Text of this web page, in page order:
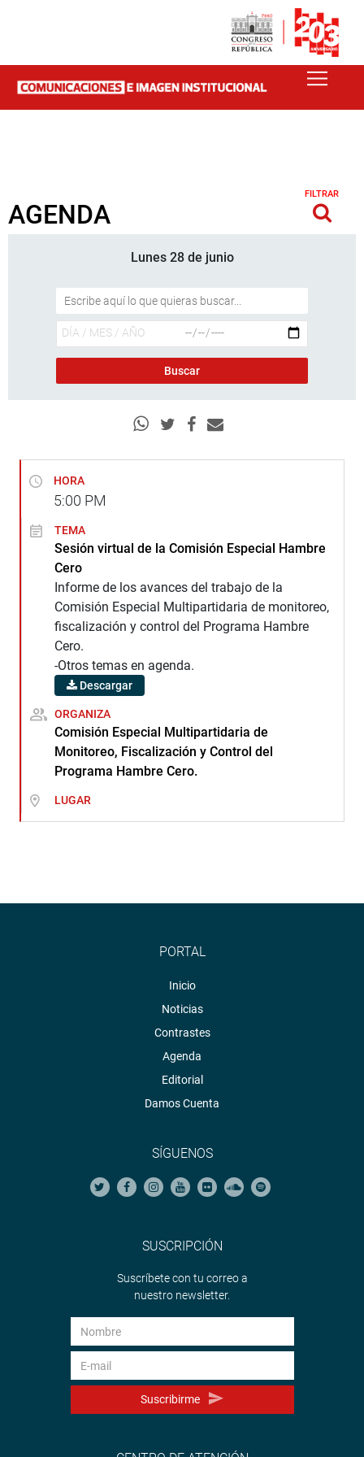
AGENDA
FILTRAR
Lunes 28 de junio
HORA
5:00 PM
TEMA
Sesión virtual de la Comisión Especial Hambre
Cero
Informe de los avances del trabajo de la
Comisión Especial Multipartidaria de monitoreo,
fiscalización y control del Programa Hambre
Cero.
-Otros temas en agenda.
Descargar
ORGANIZA
Comisión Especial Multipartidaria de
Monitoreo, Fiscalización y Control del
Programa Hambre Cero.
LUGAR
PORTAL
Inicio
Noticias
Contrastes
Agenda
Editorial
Damos Cuenta
SÍGUENOS
SUSCRIPCIÓN
Suscríbete con tu correo a
nuestro newsletter.
Suscribirme